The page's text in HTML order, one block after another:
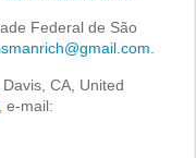
Federal de São
Davis, CA, United
, e-mail: